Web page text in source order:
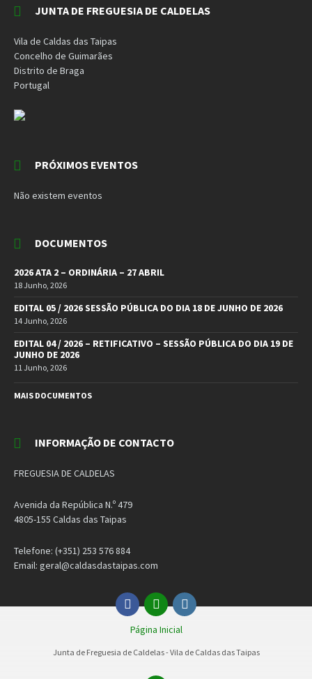
JUNTA DE FREGUESIA DE CALDELAS
Vila de Caldas das Taipas
Concelho de Guimarães
Distrito de Braga
Portugal
PRÓXIMOS EVENTOS
Não existem eventos
DOCUMENTOS
2026 ATA 2 – ORDINÁRIA – 27 ABRIL
18 Junho, 2026
EDITAL 05 / 2026 SESSÃO PÚBLICA DO DIA 18 DE JUNHO DE 2026
14 Junho, 2026
EDITAL 04 / 2026 – RETIFICATIVO – SESSÃO PÚBLICA DO DIA 19 DE
JUNHO DE 2026
11 Junho, 2026
MAIS DOCUMENTOS
INFORMAÇÃO DE CONTACTO
FREGUESIA DE CALDELAS
Avenida da República N.º 479
4805-155 Caldas das Taipas
Telefone: (+351) 253 576 884
Email: geral@caldasdastaipas.com
Facebook
EmailInstagram
Página Inicial
Junta de Freguesia de Caldelas - Vila de Caldas das Taipas